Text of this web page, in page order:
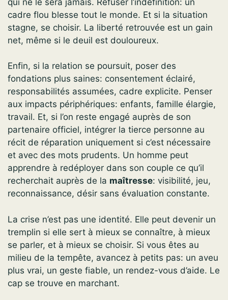
cadre flou blesse tout le monde. Et si la situation
stagne, se choisir. La liberté retrouvée est un gain
net, même si le deuil est douloureux.
Enfin, si la relation se poursuit, poser des
fondations plus saines: consentement éclairé,
responsabilités assumées, cadre explicite. Penser
aux impacts périphériques: enfants, famille élargie,
travail. Et, si l’on reste engagé auprès de son
partenaire officiel, intégrer la tierce personne au
récit de réparation uniquement si c’est nécessaire
et avec des mots prudents. Un homme peut
apprendre à redéployer dans son couple ce qu’il
recherchait auprès de la maîtresse: visibilité, jeu,
reconnaissance, désir sans évaluation constante.
La crise n’est pas une identité. Elle peut devenir un
tremplin si elle sert à mieux se connaître, à mieux
se parler, et à mieux se choisir. Si vous êtes au
milieu de la tempête, avancez à petits pas: un aveu
plus vrai, un geste fiable, un rendez-vous d’aide. Le
cap se trouve en marchant.